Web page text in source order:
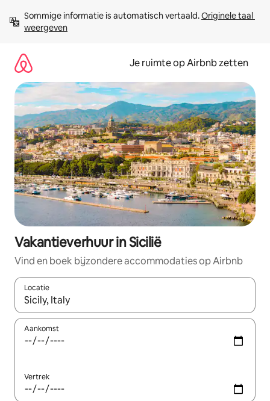
direct
naar
Sommige informatie is automatisch vertaald. Originele taal
weergeven
Je ruimte op Airbnb zetten
Vakantieverhuur in Sicilië
Vind en boek bijzondere accommodaties op Airbnb
Locatie
Wanneer er suggesties beschikbaar zijn, maak je een keuze
Aankomst
Vertrek